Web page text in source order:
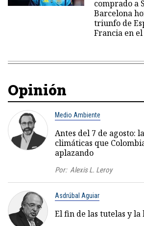
comprado a
Barcelona
triunfo de
Francia en
Opinión
Medio Ambiente
Antes del 7 de agosto:
climáticas que
aplazando
Por: Alexis L. Leroy
Asdrúbal Aguiar
El fin de las tutelas y la